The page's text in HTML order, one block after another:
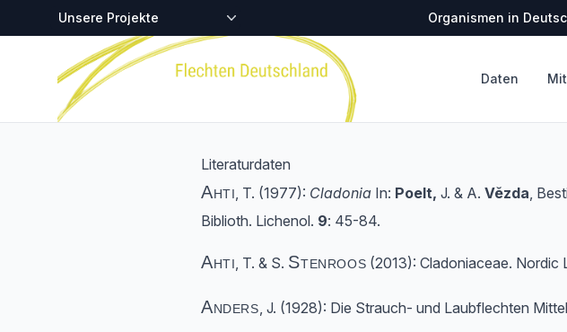
Zentralstellen-Projekte Organismen in
Startseite
Daten
Literaturdaten
Ahti, T. (1977): Cladonia In: Poelt, J. & A.Vězda,
Biblioth. Lichenol. 9: 45-84.
Ahti, T. & S. Stenroos (2013): Cladoniaceae. Nordic
Anders, J. (1928): Die Strauch- und Laubflechten